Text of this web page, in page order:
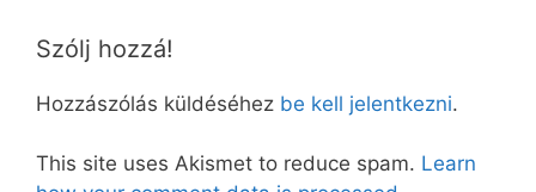
Szólj hozzá!
Hozzászólás küldéséhez be kell jelentkezni.
This site uses Akismet to reduce spam. Learn